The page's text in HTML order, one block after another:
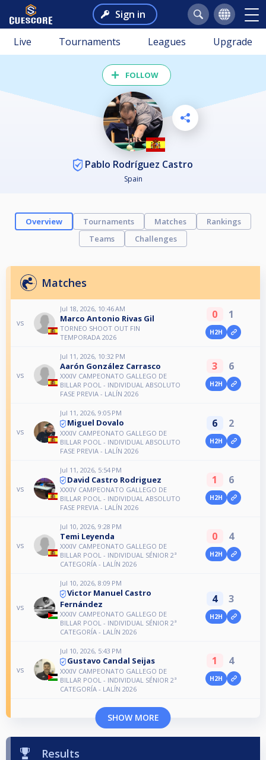
Sign in
Live Tournaments Leagues Upgrade
FOLLOW
Pablo Rodríguez Castro
Spain
Overview Tournaments Matches
Rankings
Teams
Challenges
Matches
vs
Jul 18, 2026, 10:46 AM
Marco Antonio Rivas Gil
TORNEO SHOOT OUT FIN
TEMPORADA 2026
0 1
H2H
vs
Jul 11, 2026, 10:32 PM
Aarón González Carrasco
XXXIV CAMPEONATO GALLEGO DE
BILLAR POOL - INDIVIDUAL ABSOLUTO
FASE PREVIA - LALÍN 2026
3 6
H2H
vs
Jul 11, 2026, 9:05 PM
Miguel Dovalo
XXXIV CAMPEONATO GALLEGO DE
BILLAR POOL - INDIVIDUAL ABSOLUTO
FASE PREVIA - LALÍN 2026
6 2
H2H
vs
Jul 11, 2026, 5:54 PM
David Castro Rodriguez
XXXIV CAMPEONATO GALLEGO DE
BILLAR POOL - INDIVIDUAL ABSOLUTO
FASE PREVIA - LALÍN 2026
1 6
H2H
vs
Jul 10, 2026, 9:28 PM
Temi Leyenda
XXXIV CAMPEONATO GALLEGO DE
BILLAR POOL - INDIVIDUAL SÉNIOR 2ª
CATEGORÍA - LALÍN 2026
0 4
H2H
vs
Jul 10, 2026, 8:09 PM
Victor Manuel Castro
Fernández
XXXIV CAMPEONATO GALLEGO DE
BILLAR POOL - INDIVIDUAL SÉNIOR 2ª
CATEGORÍA - LALÍN 2026
4 3
H2H
vs
Jul 10, 2026, 5:43 PM
Gustavo Candal Seijas
XXXIV CAMPEONATO GALLEGO DE
BILLAR POOL - INDIVIDUAL SÉNIOR 2ª
CATEGORÍA - LALÍN 2026
1 4
H2H
SHOW MORE
Results